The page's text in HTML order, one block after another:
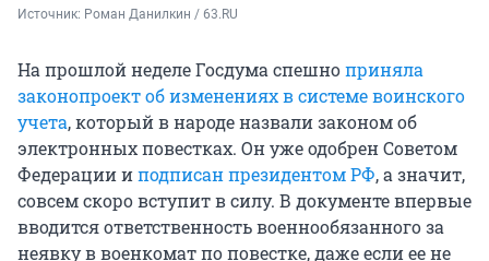
Источник: Роман Данилкин / 63.RU
На прошлой неделе Госдума спешноприняла
законопроект об изменениях в системе воинского
учета, который в народе назвали законом об
электронных повестках. Он уже одобрен Советом
Федерации иподписан президентом РФ, а значит,
совсем скоро вступит в силу. В документе впервые
вводится ответственность военнообязанного за
неявку в военкомат по повестке, даже если ее не